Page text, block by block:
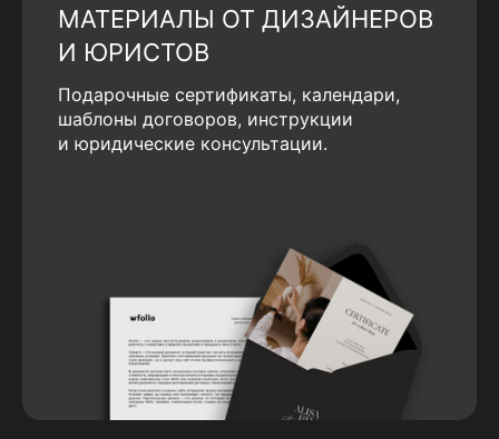
МАТЕРИАЛЫ ОТ ДИЗАЙНЕРОВ
И ЮРИСТОВ
Подарочные сертификаты, календари,
шаблоны договоров, инструкции
и юридические консультации.